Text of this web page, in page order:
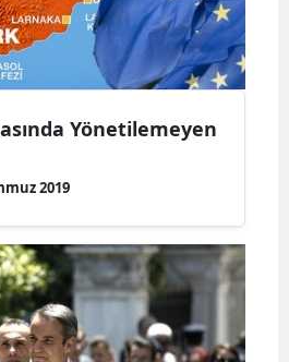
Yönetilemeyen
2019